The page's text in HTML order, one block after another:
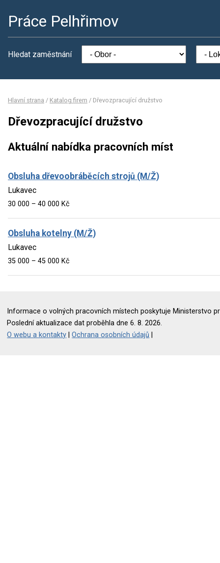
Práce Pelhřimov
Hledat zaměstnání
Hlavní strana / Katalog firem / Dřevozpracující družstvo
Dřevozpracující družstvo
Aktuální nabídka pracovních míst
Obsluha dřevoobráběcích strojů (M/Ž)
Lukavec
30 000 – 40 000 Kč
Obsluha kotelny (M/Ž)
Lukavec
35 000 – 45 000 Kč
Informace o volných pracovních místech poskytuje Ministerstvo
Poslední aktualizace dat proběhla dne 6. 8. 2026.
O webu a kontakty |Ochrana osobních údajů